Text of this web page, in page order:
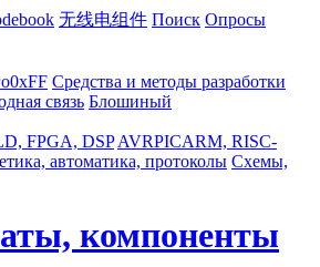
无线电组件 Поиск Опросы
0xFF Средства и методы разработки
связь Блошиный
FPGA, DSP AVRPICARM, RISC-
автоматика, протоколы Схемы,
компоненты